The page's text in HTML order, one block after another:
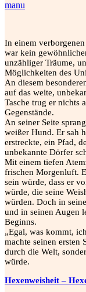
manu
In einem
war kein
unzähliger Träume,
Möglichkeiten des
An diesem
auf das weite,
Tasche trug er nichts
Gegenstände.
An seiner Seite
weißer Hund. Er sah
erstreckte, ein Pfad,
unbekannte Dörfer
Mit einem tiefen
frischen Morgenluft.
sein würde, dass er
würde, die seine
würden. Doch in
und in seinen Augen
Beginns.
„Egal, was kommt,
machte seinen ersten
durch die Welt,
würde.
Hexenweisheit –